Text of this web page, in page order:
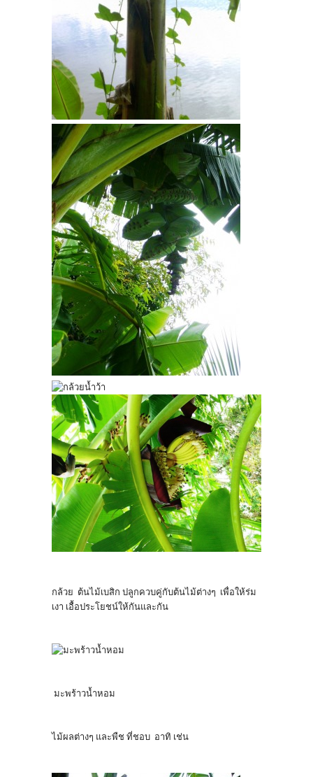
กล้วย ต้นไม้เบสิก ปลูกควบคู่กับต้นไม้ต่างๆ เพื่อให้ร่ม
เงา เอื้อประโยชน์ให้กันและกัน
มะพร้าวน้ำหอม
ไม้ผลต่างๆ และพืช ที่ชอบ อาทิ เช่น